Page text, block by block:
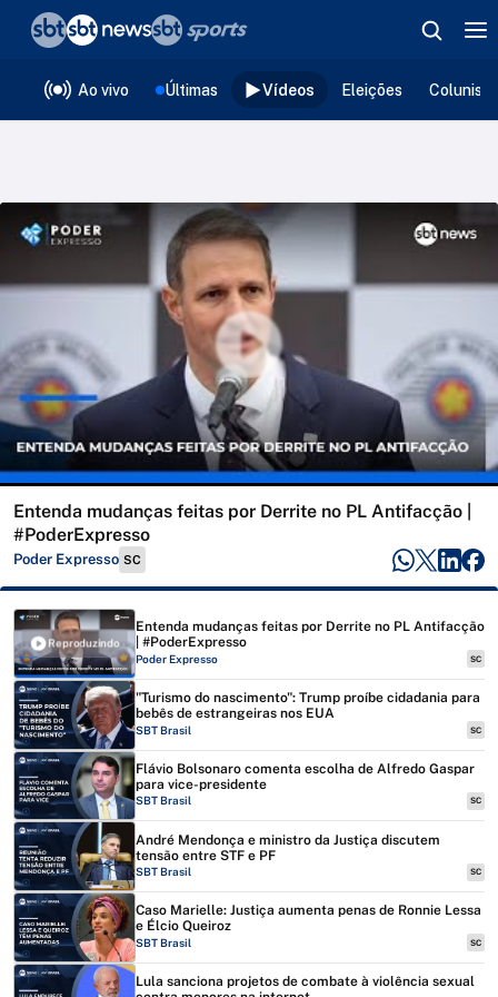
Ao vivo Últimas Vídeos Eleições
Entenda mudanças feitas por Derrite no PL Antifacção |
#PoderExpresso
Poder Expresso SC
Reproduzindo
Entenda mudanças feitas por Derrite no PL Antifacção
| #PoderExpresso
Poder Expresso SC
"Turismo do nascimento": Trump proíbe cidadania para
bebês de estrangeiras nos EUA
SBT Brasil SC
Flávio Bolsonaro comenta escolha de Alfredo Gaspar
para vice-presidente
SBT Brasil SC
André Mendonça e ministro da Justiça discutem
tensão entre STF e PF
SBT Brasil SC
Caso Marielle: Justiça aumenta penas de Ronnie Lessa
e Élcio Queiroz
SBT Brasil SC
Lula sanciona projetos de combate à violência sexual
❮voltar
Editorias